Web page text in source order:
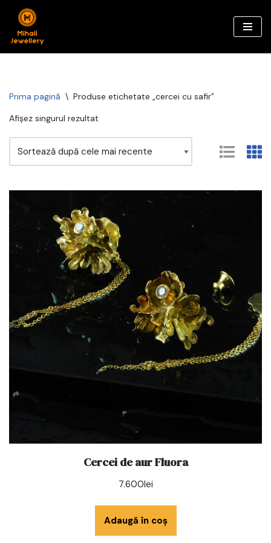
Sari
la
Prima pagină \ Produse etichetate „cercei cu safir”
Afișez singurul rezultat
Cercei de aur Fluora
7.600lei
Adaugă în coș